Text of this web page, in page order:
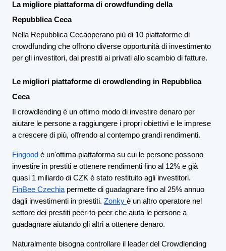
La migliore piattaforma di crowdfunding della
Repubblica Ceca
Nella Repubblica Cecaoperano più di 10 piattaforme di
crowdfunding che offrono diverse opportunità di investimento
per gli investitori, dai prestiti ai privati allo scambio di fatture.
Le migliori piattaforme di crowdlending in Repubblica
Ceca
Il crowdlending è un ottimo modo di investire denaro per
aiutare le persone a raggiungere i propri obiettivi e le imprese
a crescere di più, offrendo al contempo grandi rendimenti.
Fingood è un'ottima piattaforma su cui le persone possono
investire in prestiti e ottenere rendimenti fino al 12% e già
quasi 1 miliardo di CZK è stato restituito agli investitori.
FinBee Czechia permette di guadagnare fino al 25% annuo
dagli investimenti in prestiti. Zonky è un altro operatore nel
settore dei prestiti peer-to-peer che aiuta le persone a
guadagnare aiutando gli altri a ottenere denaro.
Naturalmente bisogna controllare il leader del Crowdlending